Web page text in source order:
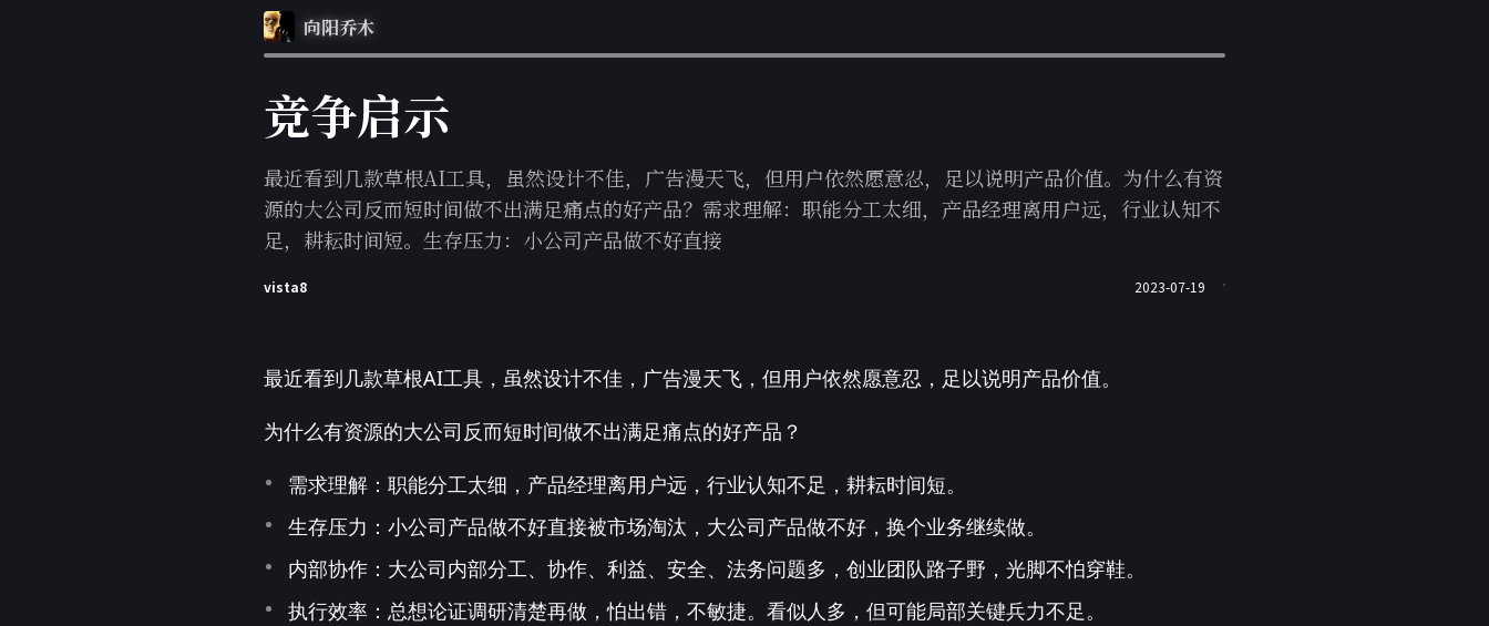
向阳乔木
竞争启示
最近看到几款草根AI工具，虽然设计不佳，广告漫天飞，但用户依然愿意忍，足以说明产品价值。为什么有资
源的大公司反而短时间做不出满足痛点的好产品？需求理解：职能分工太细，产品经理离用户远，行业认知不
足，耕耘时间短。生存压力：小公司产品做不好直接
vista8 2023-07-19
最近看到几款草根AI工具，虽然设计不佳，广告漫天飞，但用户依然愿意忍，足以说明产品价值。
为什么有资源的大公司反而短时间做不出满足痛点的好产品？
需求理解：职能分工太细，产品经理离用户远，行业认知不足，耕耘时间短。
生存压力：小公司产品做不好直接被市场淘汰，大公司产品做不好，换个业务继续做。
内部协作：大公司内部分工、协作、利益、安全、法务问题多，创业团队路子野，光脚不怕穿鞋。
执行效率：总想论证调研清楚再做，怕出错，不敏捷。看似人多，但可能局部关键兵力不足。